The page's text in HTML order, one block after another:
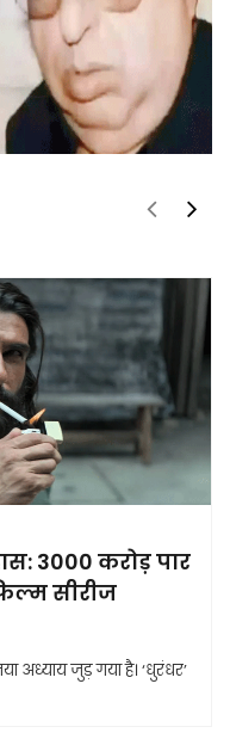
3000 करोड़ पार
सीरीज
अध्याय जुड़ गया है। ‘धुरंधर’